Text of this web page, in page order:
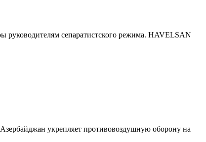
руководителям сепаратистского режима. HAVELSAN
укрепляет противовоздушную оборону на